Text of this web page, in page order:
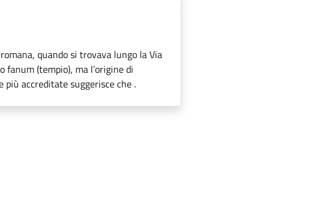
quando si trovava lungo la Via
fanum (tempio), ma l’origine di
più accreditate suggerisce che .